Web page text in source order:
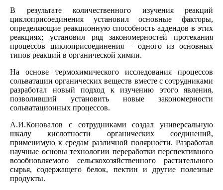
В результате количественного изучения реакций
циклоприсоединения установил основные факторы,
определяющие реакционную способность аддендов в этих
реакциях; установил ряд закономерностей протекания
процессов циклоприсоединения – одного из основных
типов реакций в органической химии.
На основе термохимического исследования процессов
сольватации органических веществ вместе с сотрудниками
разработал новый подход к изучению этого явления,
позволивший установить новые закономерности
сольватационных процессов.
А.И.Коновалов с сотрудниками создал универсальную
шкалу кислотности органических соединений,
применимую к средам различной полярности. Разработал
научные основы технологии переработки перспективного
возобновляемого сельскохозяйственного растительного
сырья, содержащего белок, пектин и другие полезные
продукты.